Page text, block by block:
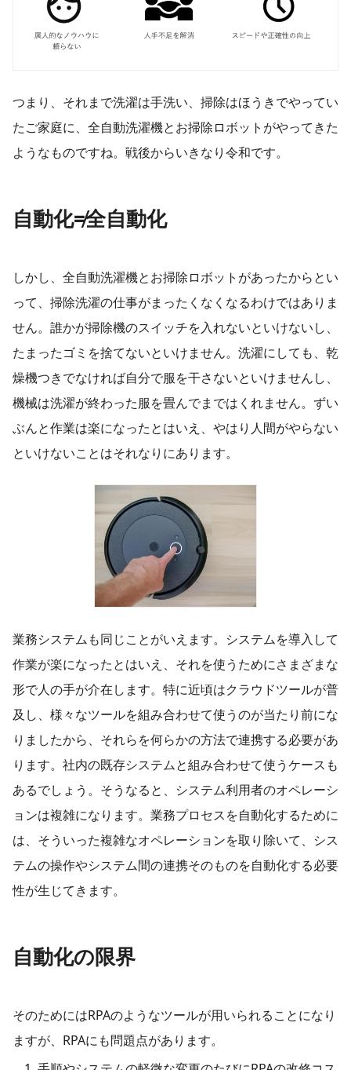
つまり、それまで洗濯は手洗い、掃除はほうきでやってい
たご家庭に、全自動洗濯機とお掃除ロボットがやってきた
ようなものですね。戦後からいきなり令和です。
自動化≠全自動化
しかし、全自動洗濯機とお掃除ロボットがあったからとい
って、掃除洗濯の仕事がまったくなくなるわけではありま
せん。誰かが掃除機のスイッチを入れないといけないし、
たまったゴミを捨てないといけません。洗濯にしても、乾
燥機つきでなければ自分で服を干さないといけませんし、
機械は洗濯が終わった服を畳んでまではくれません。ずい
ぶんと作業は楽になったとはいえ、やはり人間がやらない
といけないことはそれなりにあります。
業務システムも同じことがいえます。システムを導入して
作業が楽になったとはいえ、それを使うためにさまざまな
形で人の手が介在します。特に近頃はクラウドツールが普
及し、様々なツールを組み合わせて使うのが当たり前にな
りましたから、それらを何らかの方法で連携する必要があ
ります。社内の既存システムと組み合わせて使うケースも
あるでしょう。そうなると、システム利用者のオペレーシ
ョンは複雑になります。業務プロセスを自動化するために
は、そういった複雑なオペレーションを取り除いて、シス
テムの操作やシステム間の連携そのものを自動化する必要
性が生じてきます。
自動化の限界
そのためにはRPAのようなツールが用いられることになり
ますが、RPAにも問題点があります。